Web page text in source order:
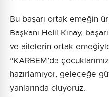
Bu başarı ortak emeğin
Başkanı Helil Kınay,
ve ailelerin ortak
“KARBEM’de
hazırlamıyor, geleceğe
yanlarında oluyoruz.